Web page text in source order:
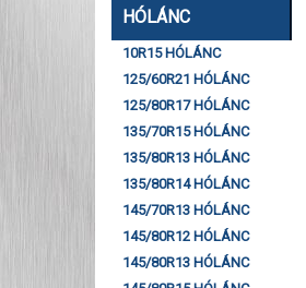
HÓLÁNC
10R15 HÓLÁNC
125/60R21 HÓLÁNC
125/80R17 HÓLÁNC
135/70R15 HÓLÁNC
135/80R13 HÓLÁNC
135/80R14 HÓLÁNC
145/70R13 HÓLÁNC
145/80R12 HÓLÁNC
145/80R13 HÓLÁNC